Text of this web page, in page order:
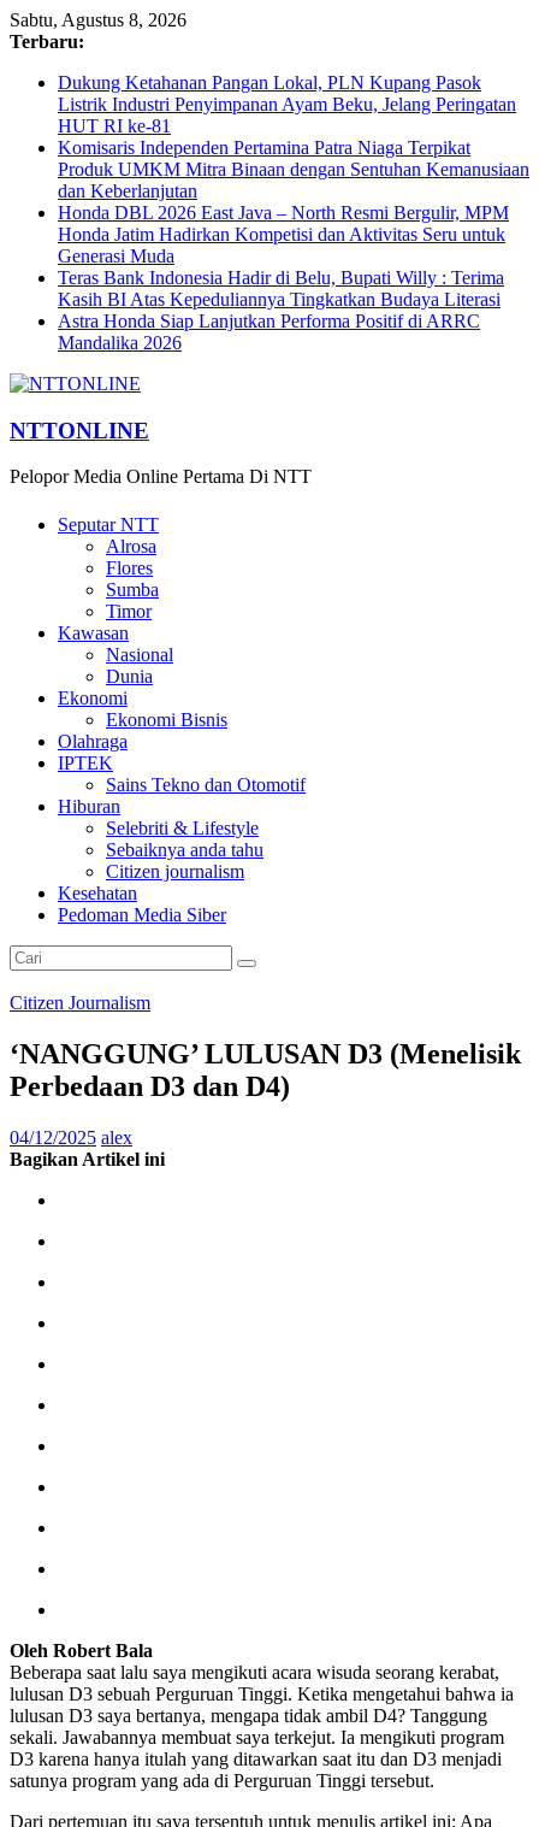
Sabtu, Agustus 8, 2026
Terbaru:
Dukung Ketahanan Pangan Lokal, PLN Kupang Pasok
Listrik Industri Penyimpanan Ayam Beku, Jelang Peringatan
HUT RI ke-81
Komisaris Independen Pertamina Patra Niaga Terpikat
Produk UMKM Mitra Binaan dengan Sentuhan Kemanusiaan
dan Keberlanjutan
Honda DBL 2026 East Java – North Resmi Bergulir, MPM
Honda Jatim Hadirkan Kompetisi dan Aktivitas Seru untuk
Generasi Muda
Teras Bank Indonesia Hadir di Belu, Bupati Willy : Terima
Kasih BI Atas Kepeduliannya Tingkatkan Budaya Literasi
Astra Honda Siap Lanjutkan Performa Positif di ARRC
Mandalika 2026
NTTONLINE
Pelopor Media Online Pertama Di NTT
Seputar NTT
Alrosa
Flores
Sumba
Timor
Kawasan
Nasional
Dunia
Ekonomi
Ekonomi Bisnis
Olahraga
IPTEK
Sains Tekno dan Otomotif
Hiburan
Selebriti & Lifestyle
Sebaiknya anda tahu
Citizen journalism
Kesehatan
Pedoman Media Siber
Citizen Journalism
‘NANGGUNG’ LULUSAN D3 (Menelisik
Perbedaan D3 dan D4)
04/12/2025 alex
Bagikan Artikel ini
Oleh Robert Bala
Beberapa saat lalu saya mengikuti acara wisuda seorang kerabat,
lulusan D3 sebuah Perguruan Tinggi. Ketika mengetahui bahwa ia
lulusan D3 saya bertanya, mengapa tidak ambil D4? Tanggung
sekali. Jawabannya membuat saya terkejut. Ia mengikuti program
D3 karena hanya itulah yang ditawarkan saat itu dan D3 menjadi
satunya program yang ada di Perguruan Tinggi tersebut.
Dari pertemuan itu saya tersentuh untuk menulis artikel ini: Apa